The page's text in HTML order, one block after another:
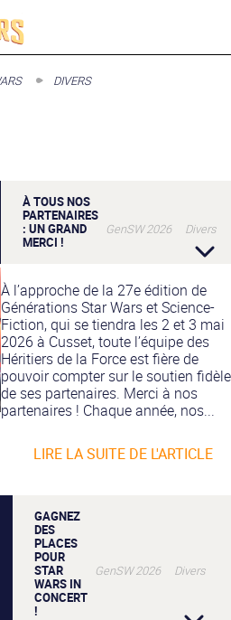
DIVERS
À TOUS NOS
PARTENAIRES
: UN GRAND
MERCI !
GenSW 2026 Divers
À l’approche de la 27e édition de
Générations Star Wars et Science-
Fiction, qui se tiendra les 2 et 3 mai
2026 à Cusset, toute l’équipe des
Héritiers de la Force est fière de
pouvoir compter sur le soutien fidèle
de ses partenaires. Merci à nos
partenaires ! Chaque année, nos...
LIRE LA SUITE DE L'ARTICLE
GAGNEZ
DES
PLACES
POUR
STAR
WARS IN
CONCERT
!
GenSW 2026 Divers